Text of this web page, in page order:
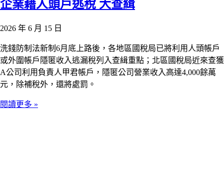
企業藉人頭戶逃稅 大查緝
2026 年 6 月 15 日
洗錢防制法新制6月底上路後，各地區國稅局已將利用人頭帳戶
或外圍帳戶隱匿收入逃漏稅列入查緝重點；北區國稅局近來查獲
A公司利用負責人甲君帳戶，隱匿公司營業收入高達4,000餘萬
元，除補稅外，還將處罰。
閱讀更多 »